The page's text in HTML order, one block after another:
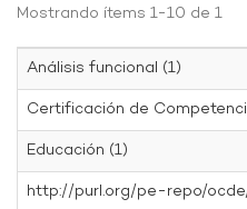
Mostrando ítems 1-10 de 1
Análisis funcional (1)
Certificación de
Educación (1)
http://purl.org/pe-repo/